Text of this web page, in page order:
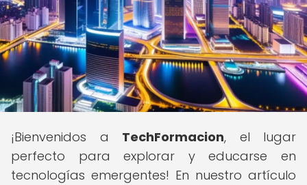
¡Bienvenidos a TechFormacion, el lugar
perfecto para explorar y educarse en
tecnologías emergentes! En nuestro artículo